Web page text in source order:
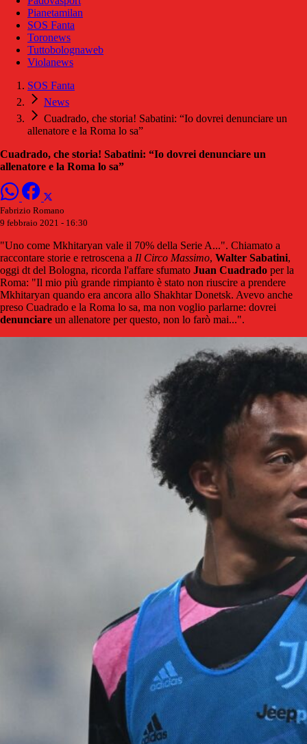
Pianetamilan
SOS Fanta
Toronews
Tuttobolognaweb
Violanews
SOS Fanta
News
Cuadrado, che storia! Sabatini: “Io dovrei denunciare un
allenatore e la Roma lo sa”
Cuadrado, che storia! Sabatini: “Io dovrei denunciare un
allenatore e la Roma lo sa”
Fabrizio Romano
9 febbraio 2021 - 16:30
"Uno come Mkhitaryan vale il 70% della Serie A...". Chiamato a
raccontare storie e retroscena a Il Circo Massimo, Walter Sabatini,
oggi dt del Bologna, ricorda l'affare sfumato Juan Cuadrado per la
Roma: "Il mio più grande rimpianto è stato non riuscire a prendere
Mkhitaryan quando era ancora allo Shakhtar Donetsk. Avevo anche
preso Cuadrado e la Roma lo sa, ma non voglio parlarne: dovrei
denunciare un allenatore per questo, non lo farò mai...".